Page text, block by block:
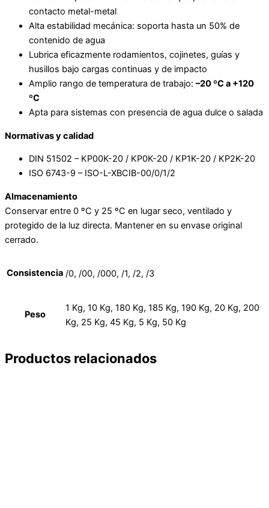
contacto metal-metal
Alta estabilidad mecánica: soporta hasta un 50% de
contenido de agua
Lubrica eficazmente rodamientos, cojinetes, guías y
husillos bajo cargas continuas y de impacto
Amplio rango de temperatura de trabajo: –20 ºC a +120
ºC
Apta para sistemas con presencia de agua dulce o salada
Normativas y calidad
DIN 51502 – KP00K-20 / KP0K-20 / KP1K-20 / KP2K-20
ISO 6743-9 – ISO-L-XBCIB-00/0/1/2
Almacenamiento
Conservar entre 0 ºC y 25 ºC en lugar seco, ventilado y
protegido de la luz directa. Mantener en su envase original
cerrado.
Consistencia /0, /00, /000, /1, /2, /3
Peso
1 Kg, 10 Kg, 180 Kg, 185 Kg, 190 Kg, 20 Kg, 200
Kg, 25 Kg, 45 Kg, 5 Kg, 50 Kg
Productos relacionados